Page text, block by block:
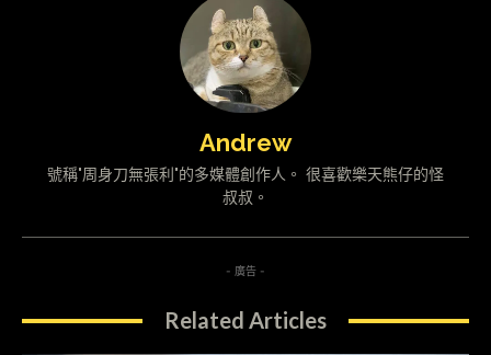
Andrew
號稱"周身刀無張利"的多媒體創作人。 很喜歡樂天熊仔的怪
叔叔。
- 廣告 -
Related Articles